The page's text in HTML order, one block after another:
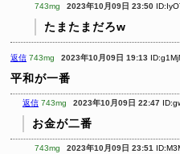
743mg 2023年10月09日 23:50
たまたまだろw
返信 743mg 2023年10月09日 19:13
平和が一番
返信 743mg 2023年10月09日 22:47
お金が二番
743mg 2023年10月09日 23:51